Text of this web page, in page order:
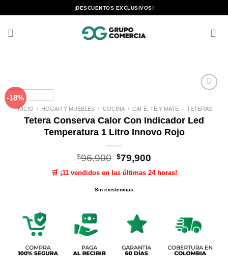
al
¡DESCUENTOS EXCLUSIVOS!
-18%
lista de
deseos
INICIO / HOGAR Y MUEBLES / COCINA / CAFÉ, TÉ Y MATE / TETERAS
Tetera Conserva Calor Con Indicador Led
Temperatura 1 Litro Innovo Rojo
$96,900 El
precio
original
era:
$79,900
actual
🛒 ¡11 vendidos en las últimas 24 horas!
Sin existencias